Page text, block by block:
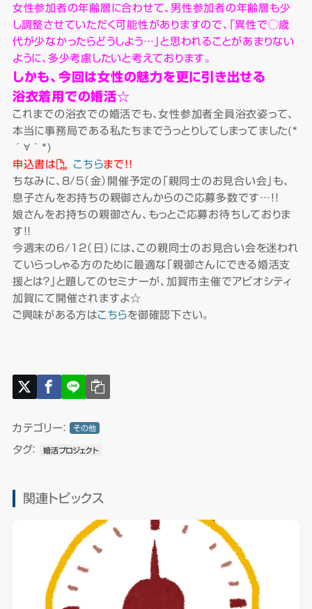
女性参加者の年齢層に合わせて、男性参加者の年齢層も少
し調整させていただく可能性がありますので、「異性で◯歳
代が少なかったらどうしよう…」と思われることがあまりない
ように、多少考慮したいと考えております。
しかも、今回は女性の魅力を更に引き出せる
浴衣着用での婚活☆
これまでの浴衣での婚活でも、女性参加者全員浴衣姿って、
本当に事務局である私たちまでうっとりしてしまってました(*
´∀｀*)
申込書は
こちらまで！！
ちなみに、8/5（金）開催予定の「親同士のお見合い会」も、
息子さんをお持ちの親御さんからのご応募多数です…！！
娘さんをお持ちの親御さん、もっとご応募お待ちしておりま
す！！
今週末の6/12（日）には、この親同士のお見合い会を迷われ
ていらっしゃる方のために最適な「親御さんにできる婚活支
援とは？」と題してのセミナーが、加賀市主催でアビオシティ
加賀にて開催されますよ☆
ご興味がある方はこちらを御確認下さい。
カテゴリー： その他
タグ： 婚活プロジェクト
関連トピックス